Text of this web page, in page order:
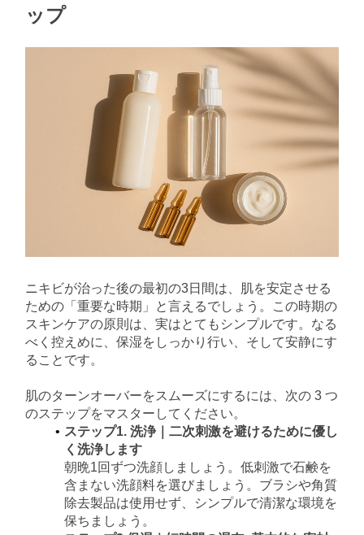
ップ
ニキビが治った後の最初の3日間は、肌を安定させる
ための「重要な時期」と言えるでしょう。この時期の
スキンケアの原則は、実はとてもシンプルです。なる
べく控えめに、保湿をしっかり行い、そして安静にす
ることです。
肌のターンオーバーをスムーズにするには、次の 3 つ
のステップをマスターしてください。
ステップ1. 洗浄｜二次刺激を避けるために優し
く洗浄します
朝晩1回ずつ洗顔しましょう。低刺激で石鹸を
含まない洗顔料を選びましょう。ブラシや角質
除去製品は使用せず、シンプルで清潔な環境を
保ちましょう。